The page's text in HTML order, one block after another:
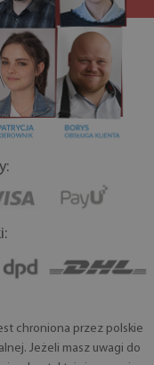
chroniona przez polskie
Jeżeli masz uwagi do